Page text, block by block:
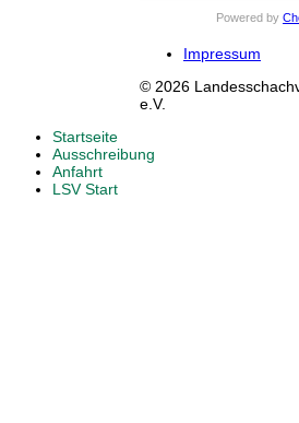
Powered by
Impressum
© 2026
e.V.
Startseite
Ausschreibung
Anfahrt
LSV Start